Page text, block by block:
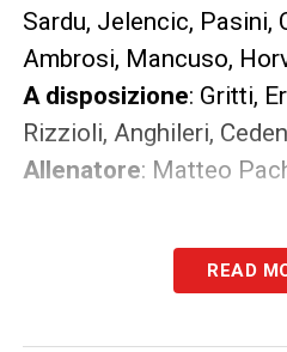
Sardu, Jelencic, Pasini,
Ambrosi, Mancuso,
A disposizione: Gritti,
Rizzioli, Anghileri,
Allenatore: Matteo
READ